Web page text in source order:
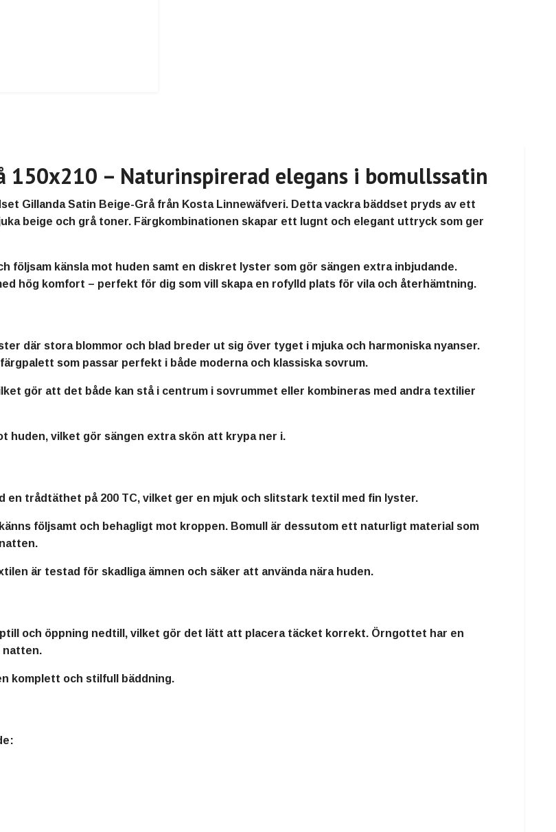
150x210 – Naturinspirerad elegans i bomullssatin
Gillanda Satin Beige-Grå från Kosta Linnewäfveri. Detta vackra bäddset pryds av ett
beige och grå toner. Färgkombinationen skapar ett lugnt och elegant uttryck som ger
följsam känsla mot huden samt en diskret lyster som gör sängen extra inbjudande.
hög komfort – perfekt för dig som vill skapa en rofylld plats för vila och återhämtning.
där stora blommor och blad breder ut sig över tyget i mjuka och harmoniska nyanser.
som passar perfekt i både moderna och klassiska sovrum.
gör att det både kan stå i centrum i sovrummet eller kombineras med andra textilier
huden, vilket gör sängen extra skön att krypa ner i.
en trådtäthet på 200 TC, vilket ger en mjuk och slitstark textil med fin lyster.
följsamt och behagligt mot kroppen. Bomull är dessutom ett naturligt material som
är testad för skadliga ämnen och säker att använda nära huden.
och öppning nedtill, vilket gör det lätt att placera täcket korrekt. Örngottet har en
natten.
komplett och stilfull bäddning.